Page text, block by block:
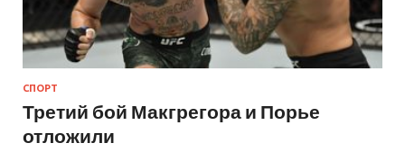
СПОРТ
Третий бой Макгрегора и Порье
отложили